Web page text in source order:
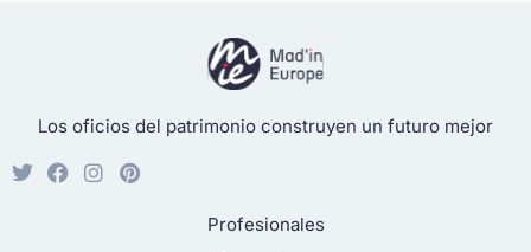
Los oficios del patrimonio construyen un futuro mejor
Profesionales